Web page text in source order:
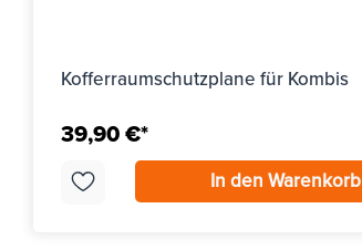
Kofferraumschutzplane für Kombis
39,90 €*
In den Warenkorb